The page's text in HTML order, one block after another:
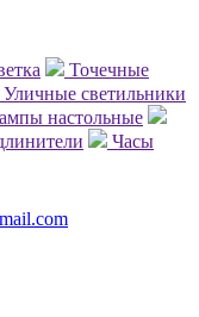
Точечные
Уличные светильники
настольные
Часы